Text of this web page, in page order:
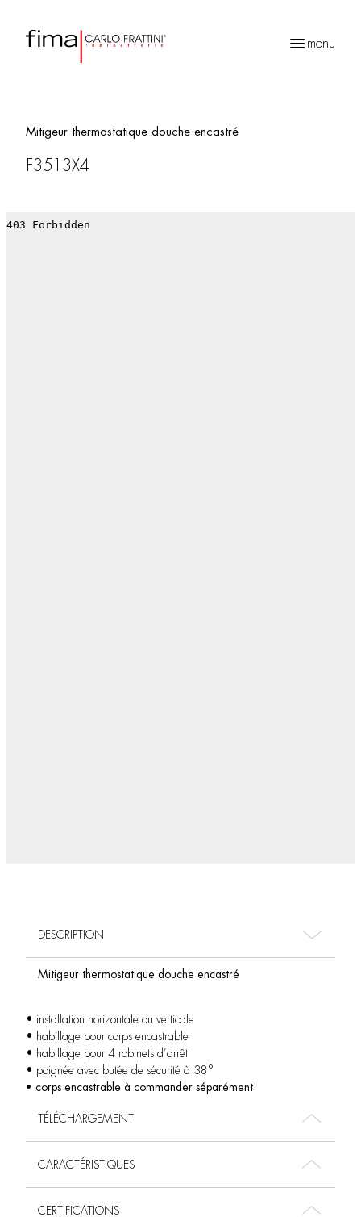
menu
Mitigeur thermostatique douche encastré
F3513X4
DESCRIPTION
Mitigeur thermostatique douche encastré
• installation horizontale ou verticale
• habillage pour corps encastrable
• habillage pour 4 robinets d’arrêt
• poignée avec butée de sécurité à 38°
• corps encastrable à commander séparément
TÉLÉCHARGEMENT
CARACTÉRISTIQUES
CERTIFICATIONS